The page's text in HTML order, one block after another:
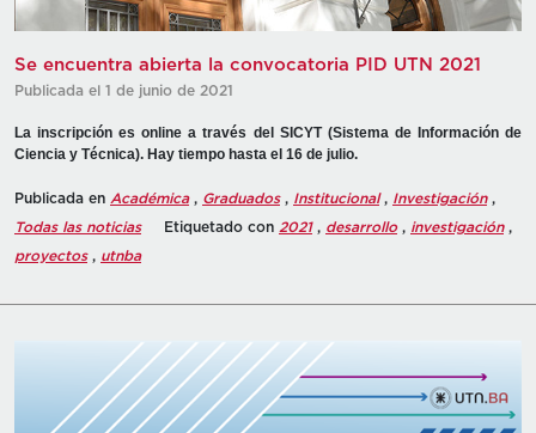
Se encuentra abierta la convocatoria PID UTN 2021
Publicada el 1 de junio de 2021
La inscripción es online a través del SICYT (Sistema de Información de
Ciencia y Técnica). Hay tiempo hasta el 16 de julio.
Publicada en Académica, Graduados, Institucional, Investigación,
Todas las noticias
Etiquetado con 2021, desarrollo, investigación,
proyectos, utnba